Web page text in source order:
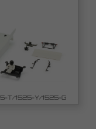
T/1525-Y/1525-G